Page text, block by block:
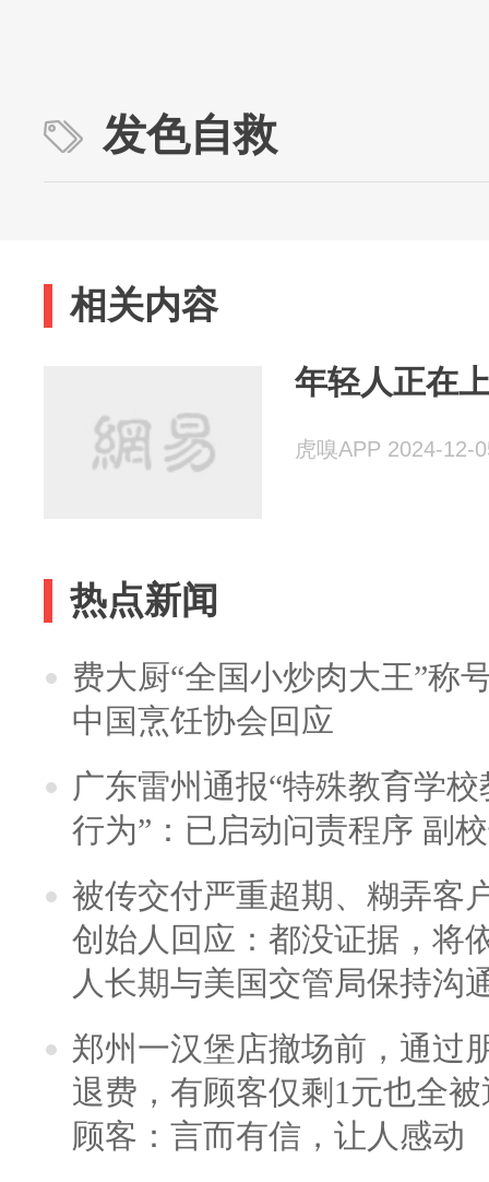
发色自救
相关内容
年轻人正在
虎嗅APP 2024-12-
热点新闻
费大厨“全国小炒肉大王”称
中国烹饪协会回应
广东雷州通报“特殊教育学
行为”：已启动问责程序 副
被传交付严重超期、糊弄客
创始人回应：都没证据，将
人长期与美国交管局保持沟
郑州一汉堡店撤场前，通过
退费，有顾客仅剩1元也全
顾客：言而有信，让人感动